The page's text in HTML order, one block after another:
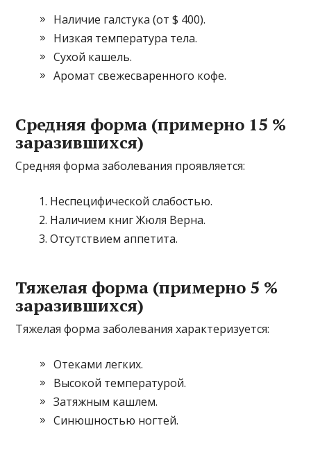
Наличие галстука (от $ 400).
Низкая температура тела.
Сухой кашель.
Аромат свежесваренного кофе.
Средняя форма (примерно 15 %
заразившихся)
Средняя форма заболевания проявляется:
Неспецифической слабостью.
Наличием книг Жюля Верна.
Отсутствием аппетита.
Тяжелая форма (примерно 5 %
заразившихся)
Тяжелая форма заболевания характеризуется:
Отеками легких.
Высокой температурой.
Затяжным кашлем.
Синюшностью ногтей.